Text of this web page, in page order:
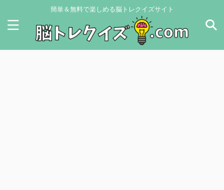
簡単＆無料で楽しめる脳トレクイズサイト